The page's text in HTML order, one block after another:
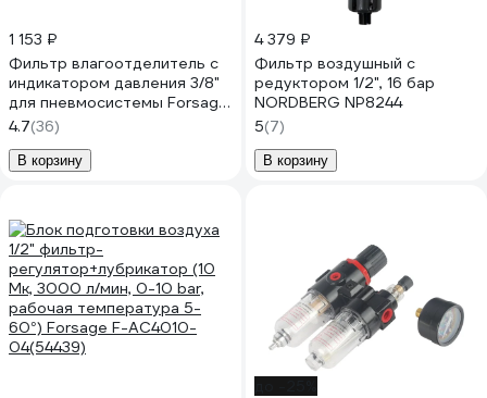
1 153 ₽
Фильтр влагоотделитель с
индикатором давления 3/8"
для пневмосистемы Forsage
F-AFR803(47049)
4.7(36)
В корзину
4 379 ₽
Фильтр воздушный с
редуктором 1/2", 16 бар
NORDBERG NP8244
5(7)
В корзину